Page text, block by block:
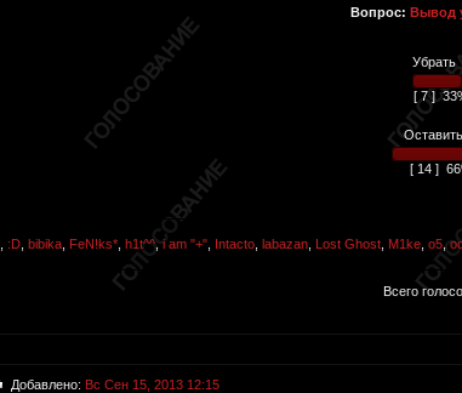
Вопрос: Вывод
Убрать
[ 7 ]
Оставить
[ 14 ]
:D bibika FeN!ks* h1t^^ i am "+" Intacto labazan Lost Ghost M1ke o5
Всего
Добавлено: Вс Сен 15, 2013 12:15